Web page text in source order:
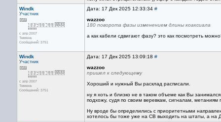
Windk
Участник
с апр 2007
Тюмень
Сообщений: 3751
Дата: 17 Дек 2025 12:33:34 #
wazzoo
180 поворота фазы изменением длины коаксиала
а как кабели сдвигают фазу? это как посмотреть
Windk
Участник
с апр 2007
Тюмень
Сообщений: 3751
Дата: 17 Дек 2025 13:09:18 #
wazzoo
пришел к следующему
Хороший и нужный Вы расклад расписали.
ну я хоть и близко не в таком объеме как Вы
подхожу, судя по своим веревкам, сигналам, метаниям
Ну вроде бы определились с приоритетными
хотелось бы тоже уже на СВ выходить на штаты, а на